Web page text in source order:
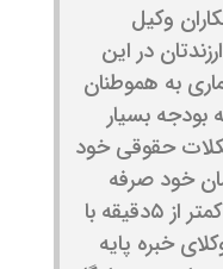
وکیل
در این
به هموطنان
بودجه بسیار
حقوقی خود
خود صرفه
جویی میکنید و با تماسی که کمتر از ۵دقیقه با
خبره پایه